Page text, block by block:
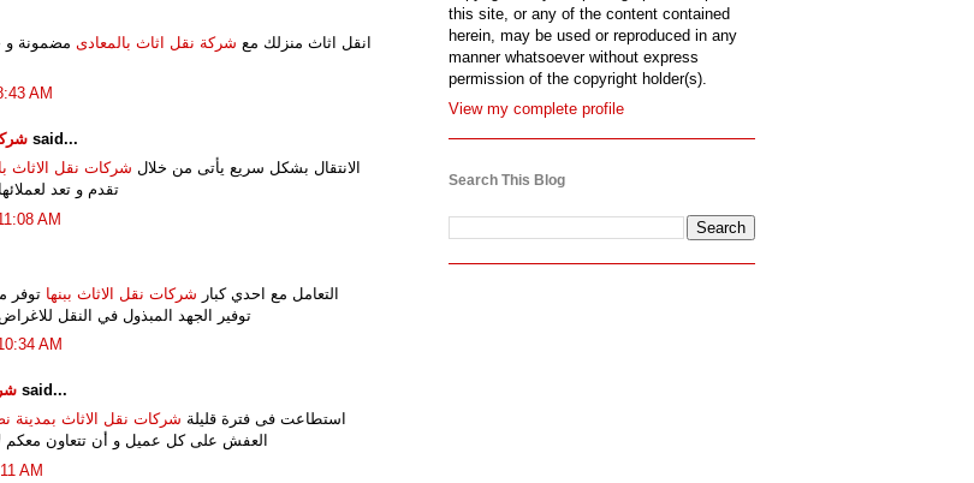
انقل اثاث منزلك مع شركة نقل اثاث بالمعادى مضمونة و
AM
said...
الانتقال بشكل سريع يأتى من خلال شركات نقل الاثاث
تقدم و تعد
AM
التعامل مع احدي كبار شركات نقل الاثاث ببنها توفر
توفير الجهد المبذول في النقل
AM
said...
استطاعت فى فترة قليلة شركات نقل الاثاث بمدينة
العفش على كل عميل و أن تتعاون معكم
AM
this site, or any of the content contained
herein, may be used or reproduced in any
manner whatsoever without express
permission of the copyright holder(s).
View my complete profile
Search This Blog